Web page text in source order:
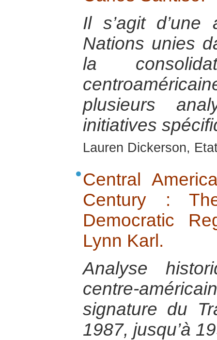
Il s’agit
Nations unies
la
plusieurs
initiatives
Lauren Dickerson,
Central
Century :
Democratic
Lynn Karl.
Analyse
centre-
signature du
1987, jusqu’à